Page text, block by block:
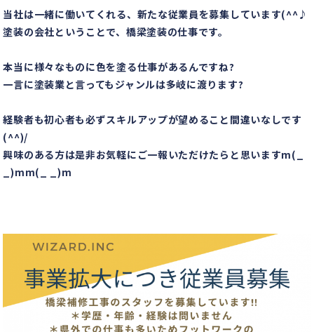
当社は一緒に働いてくれる、新たな従業員を募集しています(^^♪
塗装の会社ということで、橋梁塗装の仕事です。
本当に様々なものに色を塗る仕事があるんですね?
一言に塗装業と言ってもジャンルは多岐に渡ります?
経験者も初心者も必ずスキルアップが望めること間違いなしです
(^^)/
興味のある方は是非お気軽にご一報いただけたらと思いますm(_
_)mm(_ _)m